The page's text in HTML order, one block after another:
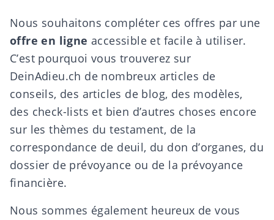
Nous souhaitons compléter ces offres par une
offre en ligne accessible et facile à utiliser.
C’est pourquoi vous trouverez sur
DeinAdieu.ch de nombreux articles de
conseils, des articles de blog, des modèles,
des check-lists et bien d’autres choses encore
sur les thèmes dutestament, de la
correspondance de deuil, du don d’organes, du
dossier de prévoyance ou de la prévoyance
financière.
Nous sommes également heureux de vous